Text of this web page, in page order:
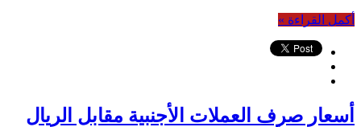
أكمل القراءة »
أسعار صرف العملات الأجنبية مقابل الريال